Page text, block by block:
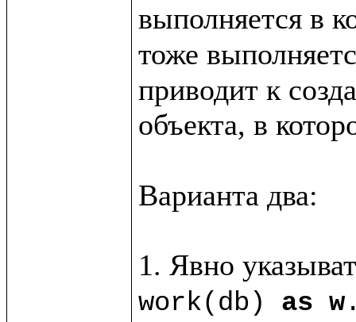
выполняется в
тоже
приводит к
объекта, в
Варианта два:
work(db) as w